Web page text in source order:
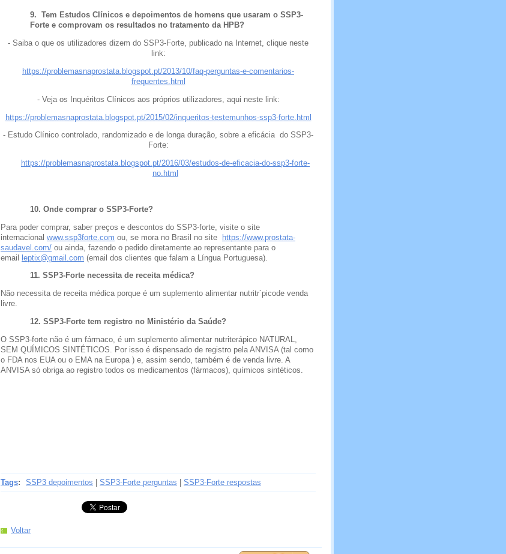
9. Tem Estudos Clínicos e depoimentos de homens que usaram o SSP3-
Forte e comprovam os resultados no tratamento da HPB?
- Saiba o que os utilizadores dizem do SSP3-Forte, publicado na Internet, clique neste
link:
https://problemasnaprostata.blogspot.pt/2013/10/faq-perguntas-e-comentarios-
frequentes.html
- Veja os Inquéritos Clínicos aos próprios utilizadores, aqui neste link:
https://problemasnaprostata.blogspot.pt/2015/02/inqueritos-testemunhos-ssp3-forte.html
- Estudo Clínico controlado, randomizado e de longa duração, sobre a eficácia do SSP3-
Forte:
https://problemasnaprostata.blogspot.pt/2016/03/estudos-de-eficacia-do-ssp3-forte-
no.html
10. Onde comprar o SSP3-Forte?
Para poder comprar, saber preços e descontos do SSP3-forte, visite o site
internacional www.ssp3forte.com ou, se mora no Brasil no site https://www.prostata-
saudavel.com/ ou ainda, fazendo o pedido diretamente ao representante para o
email leptix@gmail.com (email dos clientes que falam a Língua Portuguesa).
11. SSP3-Forte necessita de receita médica?
Não necessita de receita médica porque é um suplemento alimentar nutritr´picode venda
livre.
12. SSP3-Forte tem registro no Ministério da Saúde?
O SSP3-forte não é um fármaco, é um suplemento alimentar nutriterápico NATURAL,
SEM QUÍMICOS SINTÉTICOS. Por isso é dispensado de registro pela ANVISA (tal como
o FDA nos EUA ou o EMA na Europa ) e, assim sendo, também é de venda livre. A
ANVISA só obriga ao registro todos os medicamentos (fármacos), químicos sintéticos.
Tags: SSP3 depoimentos | SSP3-Forte perguntas | SSP3-Forte respostas
Voltar